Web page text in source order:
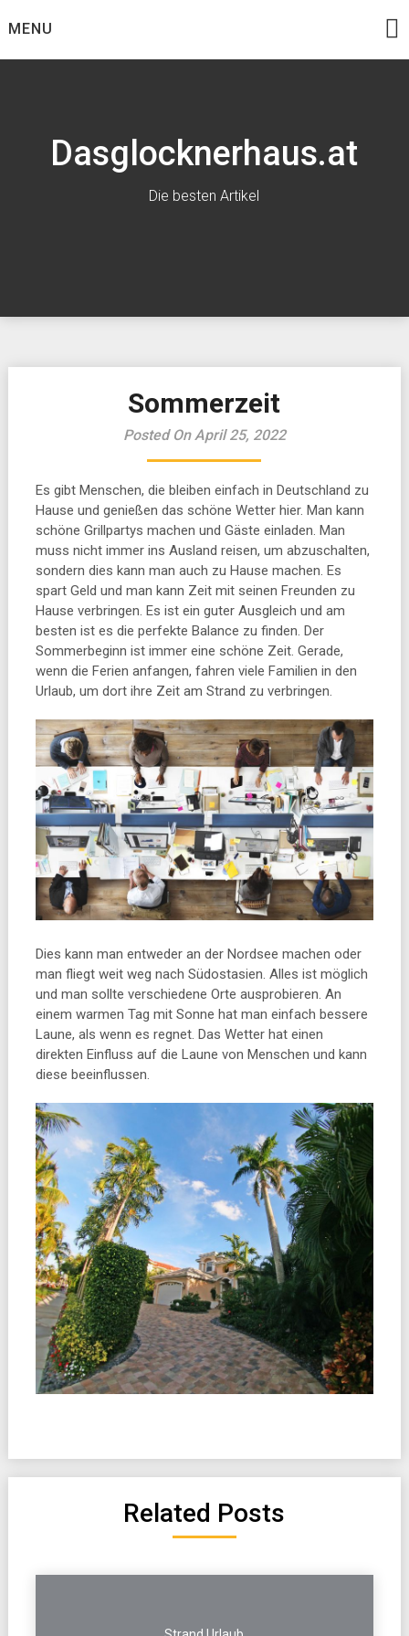
toMENU
Dasglocknerhaus.at
Die besten Artikel
Sommerzeit
Posted On April 25, 2022
Es gibt Menschen, die bleiben einfach in Deutschland zu
Hause und genießen das schöne Wetter hier. Man kann
schöne Grillpartys machen und Gäste einladen. Man
muss nicht immer ins Ausland reisen, um abzuschalten,
sondern dies kann man auch zu Hause machen. Es
spart Geld und man kann Zeit mit seinen Freunden zu
Hause verbringen. Es ist ein guter Ausgleich und am
besten ist es die perfekte Balance zu finden. Der
Sommerbeginn ist immer eine schöne Zeit. Gerade,
wenn die Ferien anfangen, fahren viele Familien in den
Urlaub, um dort ihre Zeit am Strand zu verbringen.
Dies kann man entweder an der Nordsee machen oder
man fliegt weit weg nach Südostasien. Alles ist möglich
und man sollte verschiedene Orte ausprobieren. An
einem warmen Tag mit Sonne hat man einfach bessere
Laune, als wenn es regnet. Das Wetter hat einen
direkten Einfluss auf die Laune von Menschen und kann
diese beeinflussen.
Related Posts